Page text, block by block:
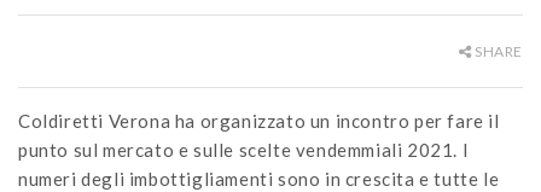
SHARE
Coldiretti Verona ha organizzato un incontro per fare il
punto sul mercato e sulle scelte vendemmiali 2021. I
numeri degli imbottigliamenti sono in crescita e tutte le